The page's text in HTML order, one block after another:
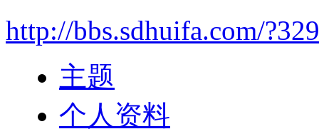
http://bbs.sdhuifa.com/
主题
个人资料